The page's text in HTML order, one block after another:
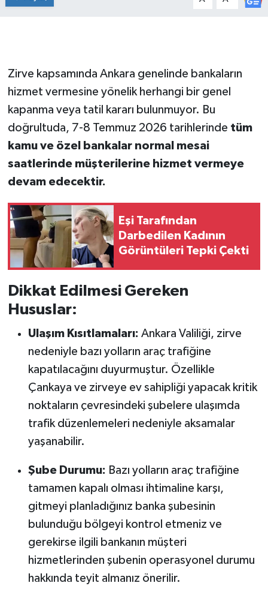
Zirve kapsamında Ankara genelinde bankaların
hizmet vermesine yönelik herhangi bir genel
kapanma veya tatil kararı bulunmuyor. Bu
doğrultuda, 7-8 Temmuz 2026 tarihlerinde tüm
kamu ve özel bankalar normal mesai
saatlerinde müşterilerine hizmet vermeye
devam edecektir.
Eşi Tarafından
Darbedilen Kadının
Görüntüleri Tepki Çekti
Dikkat Edilmesi Gereken
Hususlar:
Ulaşım Kısıtlamaları: Ankara Valiliği, zirve
nedeniyle bazı yolların araç trafiğine
kapatılacağını duyurmuştur. Özellikle
Çankaya ve zirveye ev sahipliği yapacak kritik
noktaların çevresindeki şubelere ulaşımda
trafik düzenlemeleri nedeniyle aksamalar
yaşanabilir.
Şube Durumu: Bazı yolların araç trafiğine
tamamen kapalı olması ihtimaline karşı,
gitmeyi planladığınız banka şubesinin
bulunduğu bölgeyi kontrol etmeniz ve
gerekirse ilgili bankanın müşteri
hizmetlerinden şubenin operasyonel durumu
hakkında teyit almanız önerilir.